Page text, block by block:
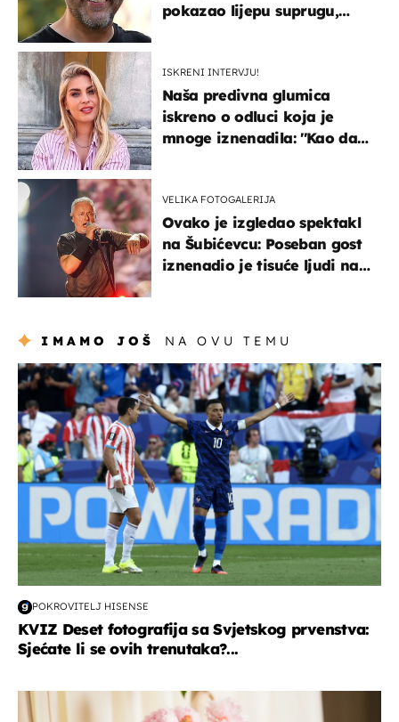
pokazao lijepu suprugu,
ISKRENI INTERVJU!
Naša predivna glumica
iskreno o odluci koja je
mnoge iznenadila: ''Kao da
VELIKA FOTOGALERIJA
Ovako je izgledao spektakl
na Šubićevcu: Poseban gost
iznenadio je tisuće ljudi na
IMAMO JOŠ NA OVU TEMU
svjetsko prvenstvo 2026
POKROVITELJ HISENSE
KVIZ Deset fotografija sa Svjetskog prvenstva:
Sjećate li se ovih trenutaka?...
moda & ljepota